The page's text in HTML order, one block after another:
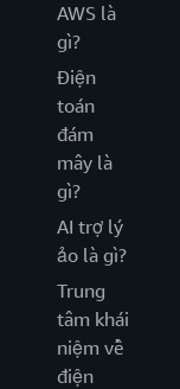
AWS là
gì?
Điện
toán
đám
mây là
gì?
AI trợ lý
ảo là gì?
Trung
tâm khái
niệm về
điện